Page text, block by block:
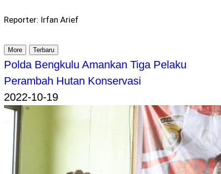
Reporter: Irfan Arief
More Terbaru
Polda Bengkulu Amankan Tiga Pelaku
Perambah Hutan Konservasi
2022-10-19